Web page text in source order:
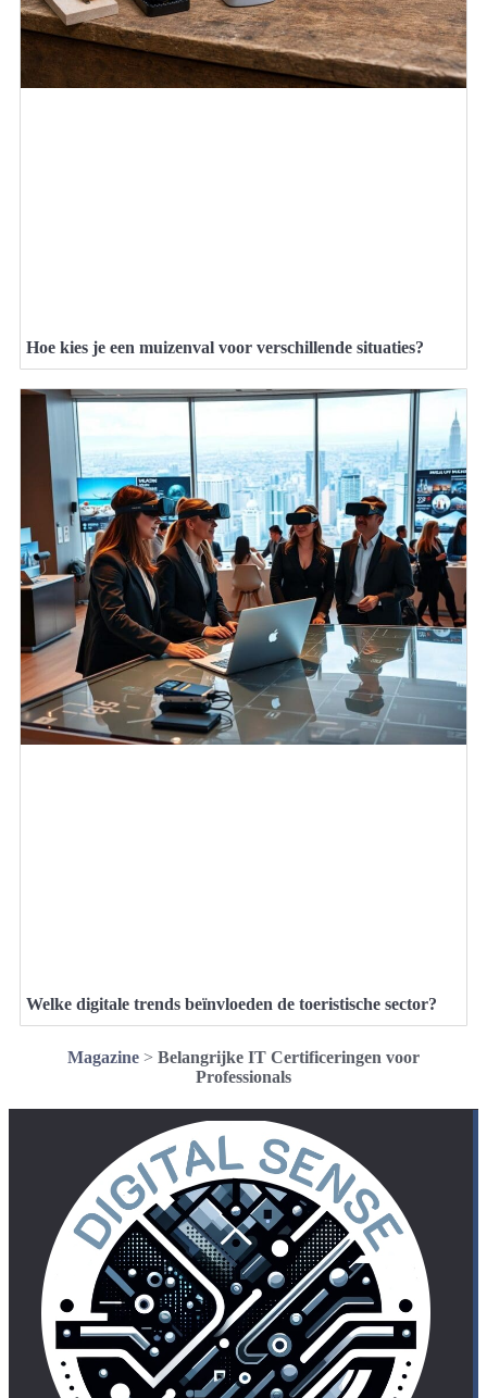
Hoe kies je een muizenval voor verschillende situaties?
Welke digitale trends beïnvloeden de toeristische sector?
Magazine > Belangrijke IT Certificeringen voor
Professionals